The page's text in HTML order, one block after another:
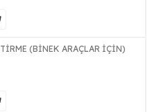
(BİNEK ARAÇLAR İÇİN)